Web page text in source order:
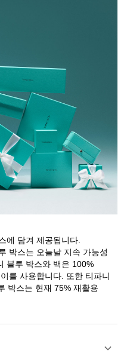
에 담겨 제공됩니다.
박스는 오늘날 지속 가능성
블루 박스와 백은 100%
를 사용합니다. 또한 티파니
박스는 현재 75% 재활용